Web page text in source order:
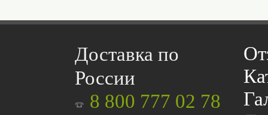
Доставка по
России
8 800 777 02 78